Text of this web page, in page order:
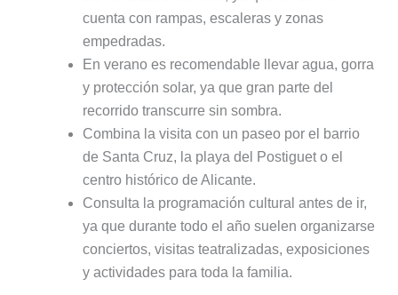
cuenta con rampas, escaleras y zonas
empedradas.
En verano es recomendable llevar agua, gorra
y protección solar, ya que gran parte del
recorrido transcurre sin sombra.
Combina la visita con un paseo por el barrio
de Santa Cruz, la playa del Postiguet o el
centro histórico de Alicante.
Consulta la programación cultural antes de ir,
ya que durante todo el año suelen organizarse
conciertos, visitas teatralizadas, exposiciones
y actividades para toda la familia.